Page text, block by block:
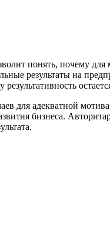
понять, почему для
результаты на
результативность
для адекватной
бизнеса.